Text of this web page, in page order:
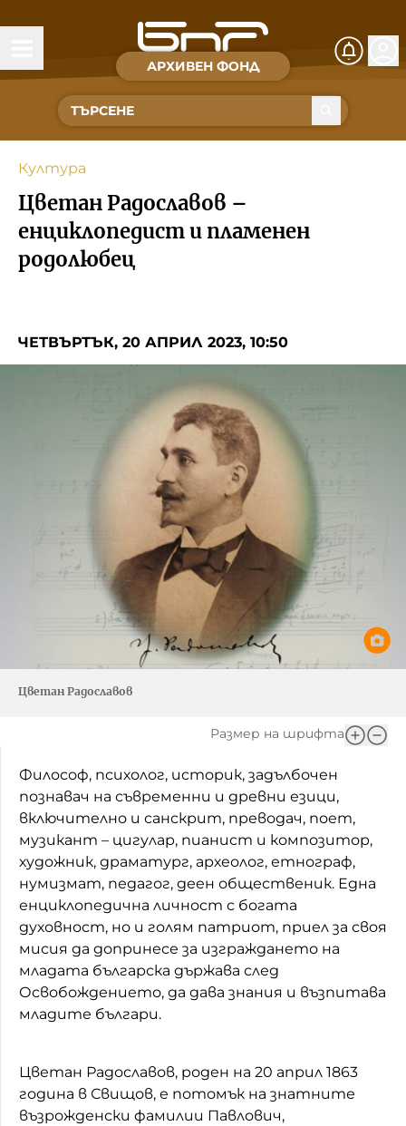
АРХИВЕН ФОНД
Времена и хора
Култура
Музика
Спорт
За Нас
БНР Новини
Детското.БНР
Култура
Цветан Радославов –
енциклопедист и пламенен
родолюбец
ЧЕТВЪРТЪК, 20 АПРИЛ 2023, 10:50
Цветан Радославов
Размер на шрифта
Философ, психолог, историк, задълбочен
познавач на съвременни и древни езици,
включително и санскрит, преводач, поет,
музикант – цигулар, пианист и композитор,
художник, драматург, археолог, етнограф,
нумизмат, педагог, деен общественик. Една
енциклопедична личност с богата
духовност, но и голям патриот, приел за своя
мисия да допринесе за изграждането на
младата българска държава след
Освобождението, да дава знания и възпитава
младите българи.
Цветан Радославов, роден на 20 април 1863
година в Свищов, е потомък на знатните
възрожденски фамилии Павлович,